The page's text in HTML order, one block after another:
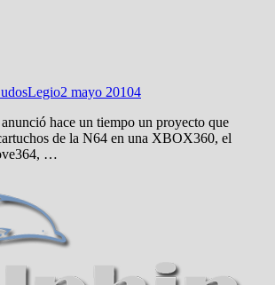
2 mayo 20104
hace un tiempo un proyecto que
de la N64 en una XBOX360, el
…